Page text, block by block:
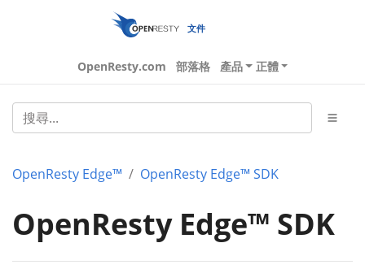
文件
OpenResty.com 部落格 產品 正體
OpenResty Edge™ OpenResty Edge™ SDK
OpenResty Edge™ SDK